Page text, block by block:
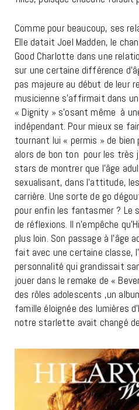
Comme pour beaucoup, ses
Elle datait Joel Madden, le
Good Charlotte dans une
sur une certaine différence
pas majeure au début de leur
musicienne s’affirmait dans
« Dignity » s’osant même à
indépendant. Pour mieux se
tournant lui « permis » de bien
alors de bon ton pour les très
stars de montrer que l’âge
sexualisant, dans l’attitude,
carrière. Une sorte de go
pour enfin les fantasmer ? Le
de réflexions. Il n’empêche
plus loin. Son passage à l’âge
fait avec une certaine classe,
personnalité qui grandissait
jouer dans le remake de «
des rôles adolescents ,un
famille éloignée des lumières
notre starlette avait changé